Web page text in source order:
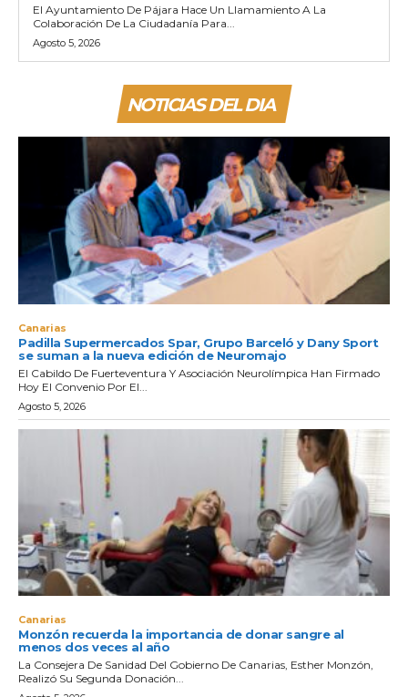
El Ayuntamiento De Pájara Hace Un Llamamiento A La
Colaboración De La Ciudadanía Para...
Agosto 5, 2026
NOTICIAS DEL DIA
Canarias
Padilla Supermercados Spar, Grupo Barceló y Dany Sport
se suman a la nueva edición de Neuromajo
El Cabildo De Fuerteventura Y Asociación Neurolímpica Han Firmado
Hoy El Convenio Por El...
Agosto 5, 2026
Canarias
Monzón recuerda la importancia de donar sangre al
menos dos veces al año
La Consejera De Sanidad Del Gobierno De Canarias, Esther Monzón,
Realizó Su Segunda Donación...